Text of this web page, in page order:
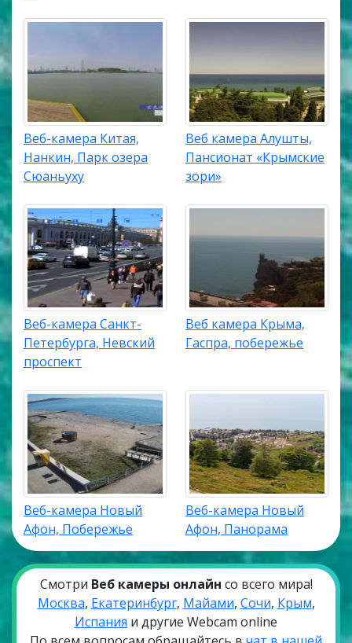
Веб-камера Китая,
Нанкин, Парк озера
Сюаньуху
Веб камера Алушты,
Пансионат «Крымские
зори»
Веб-камера Санкт-
Петербурга, Невский
проспект
Веб камера Крыма,
Гаспра, побережье
Веб-камера Новый
Афон, Побережье
Веб-камера Новый
Афон, Панорама
Смотри Веб камеры онлайн со всего мира!
Москва, Екатеринбург, Майами, Сочи, Крым,
Испания и другие Webcam online